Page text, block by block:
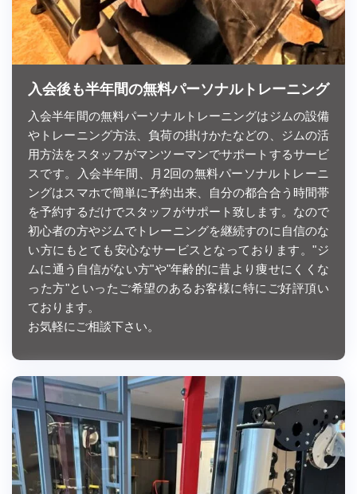
入会後も半年間の無料パーソナルトレーニング
入会半年間の無料パーソナルトレーニングはジムの設備
やトレーニング方法、負荷の掛けかたなどの、ジムの活
用方法をスタッフがマンツーマンでサポートするサービ
スです。入会半年間、月2回の無料パーソナルトレーニ
ングはスマホで簡単に予約出来、自分の都合合う時間帯
を予約するだけでスタッフがサポート致します。なので
初心者の方やジムでトレーニングを継続すのに自信のな
い方にもとても安心なサービスとなっております。"ジ
ムに通う自信がない方"や"年齢的に昔より痩せにくくな
った方"といったご希望のあるお客様に特にご好評頂い
ております。
お気軽にご相談下さい。